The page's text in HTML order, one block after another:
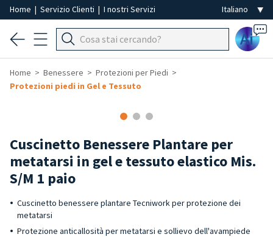
Home | Servizio Clienti | I nostri Servizi
Ai
Home Benessere
Protezioni per Piedi
Protezioni piedi in Gel e Tessuto
Cuscinetto Benessere Plantare per
metatarsi in gel e tessuto elastico Mis.
S/M 1 paio
Cuscinetto benessere plantare Tecniwork per protezione dei
metatarsi
Protezione anticallosità per metatarsi e sollievo dell'avampiede